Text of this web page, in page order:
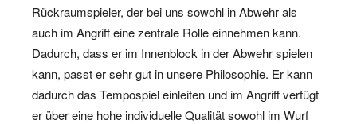
Rückraumspieler, der bei uns sowohl in Abwehr als
auch im Angriff eine zentrale Rolle einnehmen kann.
Dadurch, dass er im Innenblock in der Abwehr spielen
kann, passt er sehr gut in unsere Philosophie. Er kann
dadurch das Tempospiel einleiten und im Angriff verfügt
er über eine hohe individuelle Qualität sowohl im Wurf